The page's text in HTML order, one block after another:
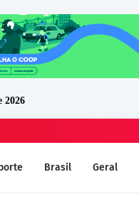
2026
Brasil Geral